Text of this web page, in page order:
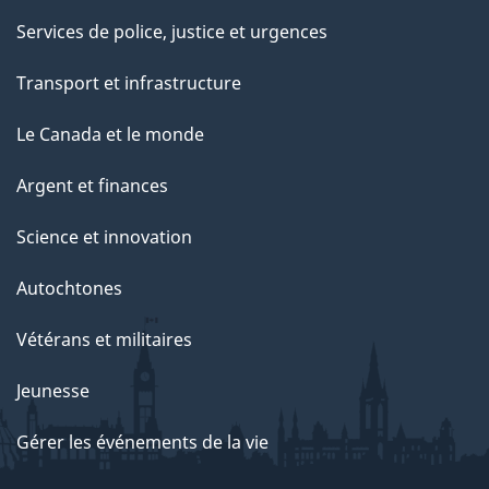
Services de police, justice et urgences
Transport et infrastructure
Le Canada et le monde
Argent et finances
Science et innovation
Autochtones
Vétérans et militaires
Jeunesse
Gérer les événements de la vie